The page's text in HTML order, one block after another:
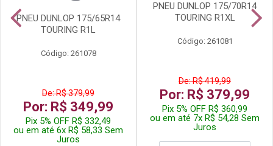
PNEU DUNLOP 175/65R14
TOURING R1L
Código: 261078
De: R$ 379,99
Por: R$ 349,99
Pix 5% OFF R$ 332,49
ou em até 6x R$ 58,33 Sem
Juros
PNEU DUNLOP 175/70R14
TOURING R1XL
Código: 261081
De: R$ 419,99
Por: R$ 379,99
Pix 5% OFF R$ 360,99
ou em até 7x R$ 54,28 Sem
Juros